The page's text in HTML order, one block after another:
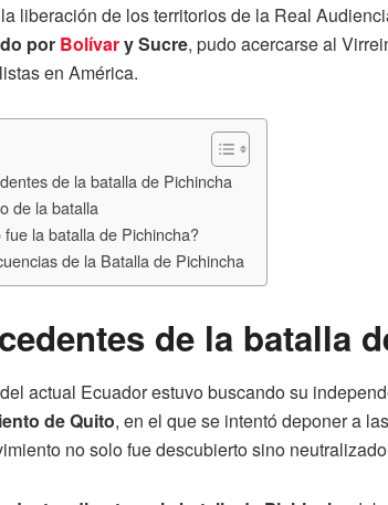
liberación de los territorios de la Real
por Bolívary Sucre, pudo acercarse al
en América.
de la batalla de Pichincha
de la batalla
fue la batalla de Pichincha?
de la Batalla de Pichincha
de la batalla
actual Ecuador estuvo buscando su
de Quito, en el que se intentó deponer a
no solo fue descubierto sino